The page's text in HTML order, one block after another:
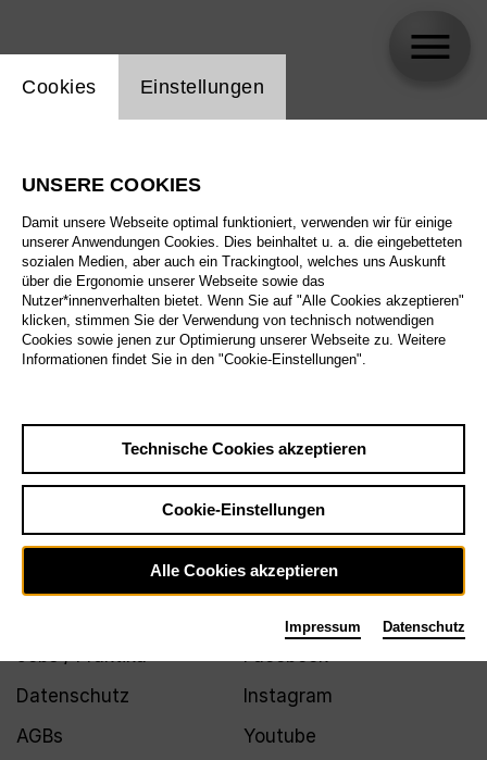
Biographie
Spielplan
Jobs / Praktika
Datenschutz
AGBs
Facebook
Instagram
Youtube
Einstellung Website Cookie
Cookies Einstellungen
UNSERE COOKIES
Damit unsere Webseite optimal funktioniert, verwenden wir für einige
unserer Anwendungen Cookies. Dies beinhaltet u. a. die eingebetteten
sozialen Medien, aber auch ein Trackingtool, welches uns Auskunft
über die Ergonomie unserer Webseite sowie das
Nutzer*innenverhalten bietet. Wenn Sie auf "Alle Cookies akzeptieren"
klicken, stimmen Sie der Verwendung von technisch notwendigen
Cookies sowie jenen zur Optimierung unserer Webseite zu. Weitere
Informationen findet Sie in den "Cookie-Einstellungen".
Technische Cookies akzeptieren
Cookie-Einstellungen
Alle Cookies akzeptieren
Impressum Datenschutz